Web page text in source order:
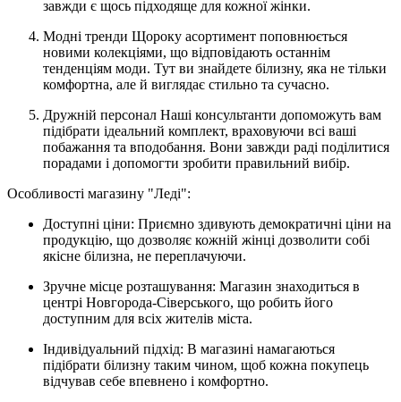
завжди є щось підходяще для кожної жінки.
Модні тренди Щороку асортимент поповнюється
новими колекціями, що відповідають останнім
тенденціям моди. Тут ви знайдете білизну, яка не тільки
комфортна, але й виглядає стильно та сучасно.
Дружній персонал Наші консультанти допоможуть вам
підібрати ідеальний комплект, враховуючи всі ваші
побажання та вподобання. Вони завжди раді поділитися
порадами і допомогти зробити правильний вибір.
Особливості магазину "Леді":
Доступні ціни: Приємно здивують демократичні ціни на
продукцію, що дозволяє кожній жінці дозволити собі
якісне білизна, не переплачуючи.
Зручне місце розташування: Магазин знаходиться в
центрі Новгорода-Сіверського, що робить його
доступним для всіх жителів міста.
Індивідуальний підхід: В магазині намагаються
підібрати білизну таким чином, щоб кожна покупець
відчував себе впевнено і комфортно.